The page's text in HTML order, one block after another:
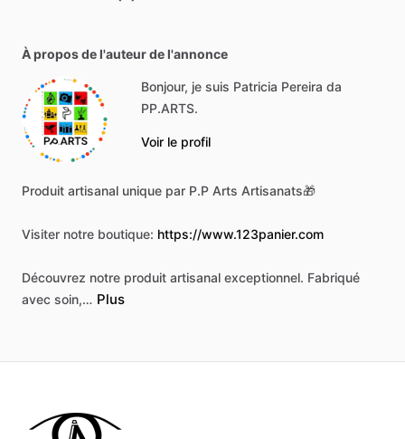
À propos de l'auteur de l'annonce
Bonjour, je suis Patricia Pereira da
PP.ARTS.
Voir le profil
Produit artisanal unique par P.P Arts Artisanats🎁
Visiter notre boutique: https://www.123panier.com
Découvrez notre produit artisanal exceptionnel. Fabriqué
avec soin,… Plus